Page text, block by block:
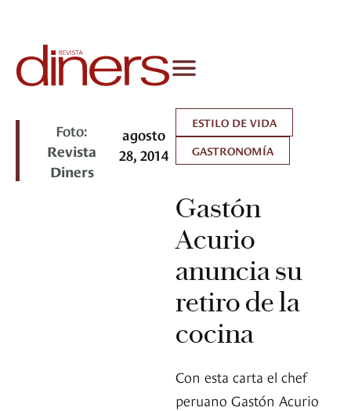
Foto:
Revista
Diners
agosto
28, 2014
ESTILO DE VIDA
GASTRONOMÍA
Gastón
Acurio
anuncia su
retiro de la
cocina
Con esta carta el chef
peruano Gastón Acurio